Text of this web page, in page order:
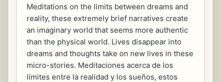
Meditations on the limits between dreams and
reality, these extremely brief narratives create
an imaginary world that seems more authentic
than the physical world. Lives disappear into
dreams and thoughts take on new lives in these
micro-stories. Meditaciones acerca de los
límites entre la realidad y los sueños, estos